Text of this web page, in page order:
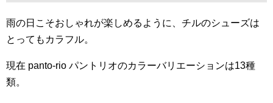
雨の日こそおしゃれが楽しめるように、チルのシューズは
とってもカラフル。
現在 panto-rio パントリオのカラーバリエーションは13種
類。